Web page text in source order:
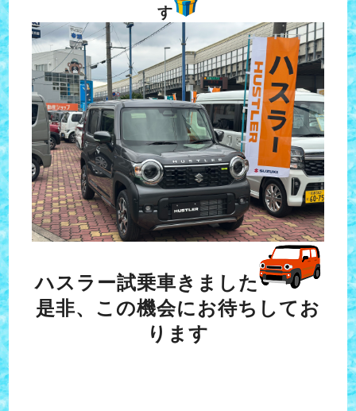
す
ハスラー試乗車きました
是非、この機会にお待ちしてお
ります